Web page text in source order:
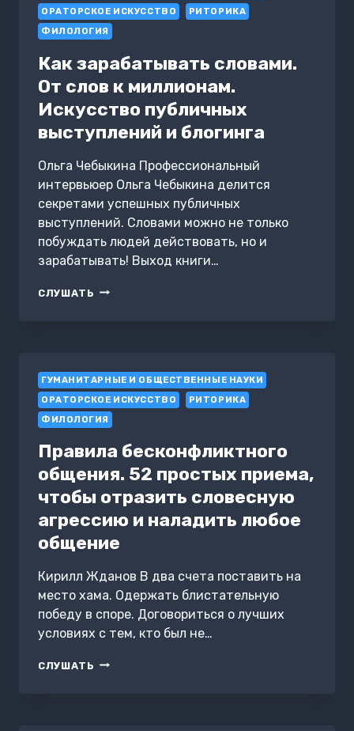
НЕ
ЗАБЫЛИ
ОРАТОРСКОЕ ИСКУССТВО
РИТОРИКА
ФИЛОЛОГИЯ
Как зарабатывать словами.
От слов к миллионам.
Искусство публичных
выступлений и блогинга
Ольга Чебыкина Профессиональный
интервьюер Ольга Чебыкина делится
секретами успешных публичных
выступлений. Словами можно не только
побуждать людей действовать, но и
зарабатывать! Выход книги…
СЛУШАТЬ КАК
МИЛЛИОНАМ.
ИСКУССТВО
ПУБЛИЧНЫХ
ВЫСТУПЛЕНИЙ
БЛОГИНГА
ГУМАНИТАРНЫЕ И ОБЩЕСТВЕННЫЕ НАУКИ
ОРАТОРСКОЕ ИСКУССТВО
РИТОРИКА
ФИЛОЛОГИЯ
Правила бесконфликтного
общения. 52 простых приема,
чтобы отразить словесную
агрессию и наладить любое
общение
Кирилл Жданов В два счета поставить на
место хама. Одержать блистательную
победу в споре. Договориться о лучших
условиях с тем, кто был не…
СЛУШАТЬ ПРАВИЛА